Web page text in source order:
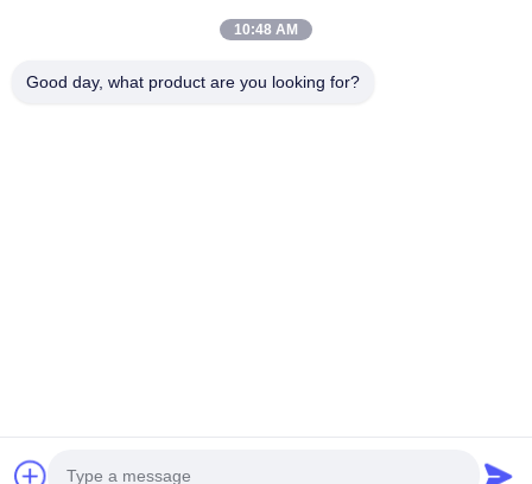
10:48 AM
Good day, what product are you looking for?